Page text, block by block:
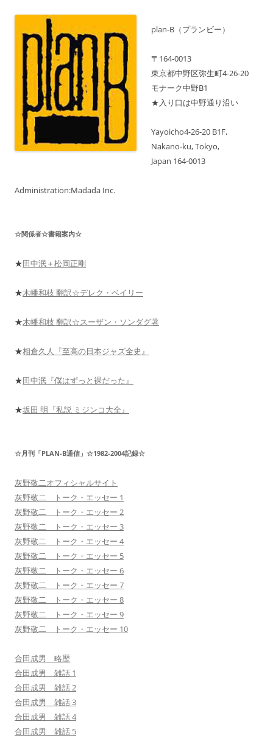
録
月
先
の
ュ
も
表
plan-B（プランビー）
〒164-0013
東京都中野区弥生町4-26-20
モナーク中野B1
★入り口は中野通り沿い
Yayoicho4-26-20 B1F,
Nakano-ku, Tokyo,
Japan 164-0013
Administration:Madada Inc.
☆関係者☆書籍案内☆
★田中泯＋松岡正剛
★木幡和枝 翻訳☆デレク・ベイリー
★木幡和枝 翻訳☆スーザン・ソンダグ著
★相倉久人『至高の日本ジャズ全史』
★田中泯『僕はずっと裸だった』
★坂田 明『私説 ミジンコ大全』
☆月刊「PLAN-B通信」☆1982-2004記録☆
灰野敬二オフィシャルサイト
灰野敬二 トーク・エッセー 1
灰野敬二 トーク・エッセー 2
灰野敬二 トーク・エッセー 3
灰野敬二 トーク・エッセー 4
灰野敬二 トーク・エッセー 5
灰野敬二 トーク・エッセー 6
灰野敬二 トーク・エッセー 7
灰野敬二 トーク・エッセー 8
灰野敬二 トーク・エッセー 9
灰野敬二 トーク・エッセー 10
合田成男 略歴
合田成男 雑話 1
合田成男 雑話 2
合田成男 雑話 3
合田成男 雑話 4
合田成男 雑話 5